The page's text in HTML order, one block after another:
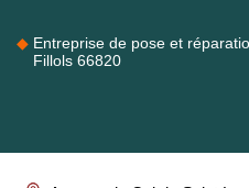
Entreprise de pose et
Fillols 66820